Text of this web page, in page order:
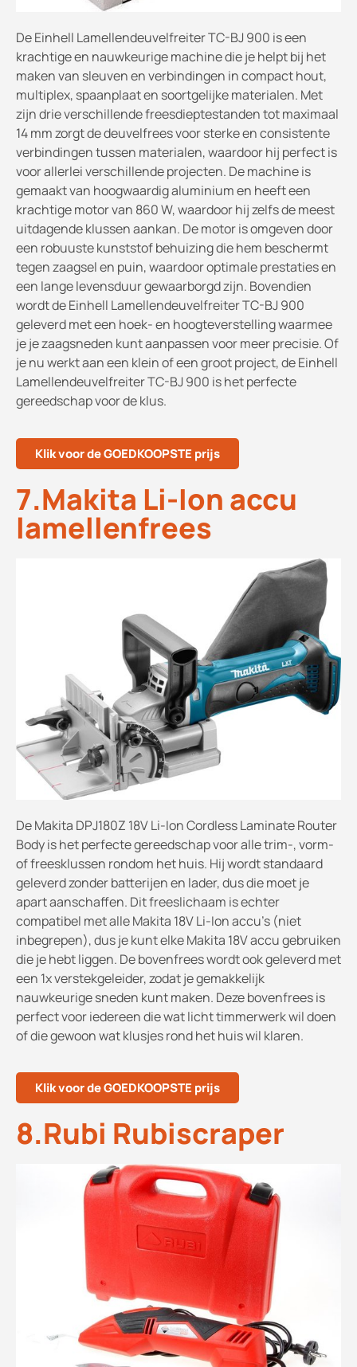
De Einhell Lamellendeuvelfreiter TC-BJ 900 is een
krachtige en nauwkeurige machine die je helpt bij het
maken van sleuven en verbindingen in compact hout,
multiplex, spaanplaat en soortgelijke materialen. Met
zijn drie verschillende freesdieptestanden tot maximaal
14 mm zorgt de deuvelfrees voor sterke en consistente
verbindingen tussen materialen, waardoor hij perfect is
voor allerlei verschillende projecten. De machine is
gemaakt van hoogwaardig aluminium en heeft een
krachtige motor van 860 W, waardoor hij zelfs de meest
uitdagende klussen aankan. De motor is omgeven door
een robuuste kunststof behuizing die hem beschermt
tegen zaagsel en puin, waardoor optimale prestaties en
een lange levensduur gewaarborgd zijn. Bovendien
wordt de Einhell Lamellendeuvelfreiter TC-BJ 900
geleverd met een hoek- en hoogteverstelling waarmee
je je zaagsneden kunt aanpassen voor meer precisie. Of
je nu werkt aan een klein of een groot project, de Einhell
Lamellendeuvelfreiter TC-BJ 900 is het perfecte
gereedschap voor de klus.
Klik voor de GOEDKOOPSTE prijs
7.Makita Li-Ion accu
lamellenfrees
De Makita DPJ180Z 18V Li-Ion Cordless Laminate Router
Body is het perfecte gereedschap voor alle trim-, vorm-
of freesklussen rondom het huis. Hij wordt standaard
geleverd zonder batterijen en lader, dus die moet je
apart aanschaffen. Dit freeslichaam is echter
compatibel met alle Makita 18V Li-Ion accu's (niet
inbegrepen), dus je kunt elke Makita 18V accu gebruiken
die je hebt liggen. De bovenfrees wordt ook geleverd met
een 1x verstekgeleider, zodat je gemakkelijk
nauwkeurige sneden kunt maken. Deze bovenfrees is
perfect voor iedereen die wat licht timmerwerk wil doen
of die gewoon wat klusjes rond het huis wil klaren.
Klik voor de GOEDKOOPSTE prijs
8.Rubi Rubiscraper